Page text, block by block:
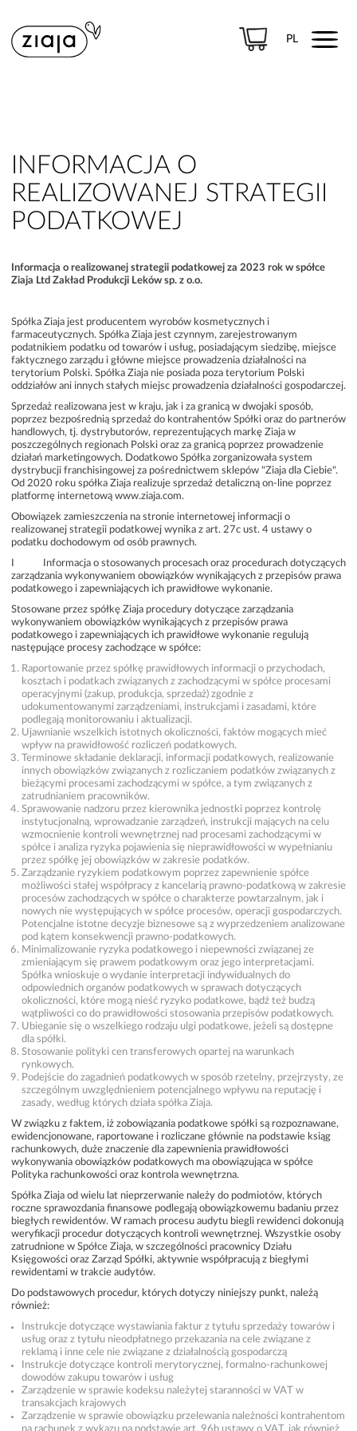
PL Menu
INFORMACJA O
REALIZOWANEJ STRATEGII
PODATKOWEJ
Informacja o realizowanej strategii podatkowej za 2023 rok w spółce
Ziaja Ltd Zakład Produkcji Leków sp. z o.o.
Spółka Ziaja jest producentem wyrobów kosmetycznych i
farmaceutycznych. Spółka Ziaja jest czynnym, zarejestrowanym
podatnikiem podatku od towarów i usług, posiadającym siedzibę, miejsce
faktycznego zarządu i główne miejsce prowadzenia działalności na
terytorium Polski. Spółka Ziaja nie posiada poza terytorium Polski
oddziałów ani innych stałych miejsc prowadzenia działalności gospodarczej.
Sprzedaż realizowana jest w kraju, jak i za granicą w dwojaki sposób,
poprzez bezpośrednią sprzedaż do kontrahentów Spółki oraz do partnerów
handlowych, tj. dystrybutorów, reprezentujących markę Ziaja w
poszczególnych regionach Polski oraz za granicą poprzez prowadzenie
działań marketingowych. Dodatkowo Spółka zorganizowała system
dystrybucji franchisingowej za pośrednictwem sklepów "Ziaja dla Ciebie".
Od 2020 roku spółka Ziaja realizuje sprzedaż detaliczną on-line poprzez
platformę internetową www.ziaja.com.
Obowiązek zamieszczenia na stronie internetowej informacji o
realizowanej strategii podatkowej wynika z art. 27c ust. 4 ustawy o
podatku dochodowym od osób prawnych.
I Informacja o stosowanych procesach oraz procedurach dotyczących
zarządzania wykonywaniem obowiązków wynikających z przepisów prawa
podatkowego i zapewniających ich prawidłowe wykonanie.
Stosowane przez spółkę Ziaja procedury dotyczące zarządzania
wykonywaniem obowiązków wynikających z przepisów prawa
podatkowego i zapewniających ich prawidłowe wykonanie regulują
następujące procesy zachodzące w spółce:
Raportowanie przez spółkę prawidłowych informacji o przychodach,
kosztach i podatkach związanych z zachodzącymi w spółce procesami
operacyjnymi (zakup, produkcja, sprzedaż) zgodnie z
udokumentowanymi zarządzeniami, instrukcjami i zasadami, które
podlegają monitorowaniu i aktualizacji.
Ujawnianie wszelkich istotnych okoliczności, faktów mogących mieć
wpływ na prawidłowość rozliczeń podatkowych.
Terminowe składanie deklaracji, informacji podatkowych, realizowanie
innych obowiązków związanych z rozliczaniem podatków związanych z
bieżącymi procesami zachodzącymi w spółce, a tym związanych z
zatrudnianiem pracowników.
Sprawowanie nadzoru przez kierownika jednostki poprzez kontrolę
instytucjonalną, wprowadzanie zarządzeń, instrukcji mających na celu
wzmocnienie kontroli wewnętrznej nad procesami zachodzącymi w
spółce i analiza ryzyka pojawienia się nieprawidłowości w wypełnianiu
przez spółkę jej obowiązków w zakresie podatków.
Zarządzanie ryzykiem podatkowym poprzez zapewnienie spółce
możliwości stałej współpracy z kancelarią prawno-podatkową w zakresie
procesów zachodzących w spółce o charakterze powtarzalnym, jak i
nowych nie występujących w spółce procesów, operacji gospodarczych.
Potencjalne istotne decyzje biznesowe są z wyprzedzeniem analizowane
pod kątem konsekwencji prawno-podatkowych.
Minimalizowanie ryzyka podatkowego i niepewności związanej ze
zmieniającym się prawem podatkowym oraz jego interpretacjami.
Spółka wnioskuje o wydanie interpretacji indywidualnych do
odpowiednich organów podatkowych w sprawach dotyczących
okoliczności, które mogą nieść ryzyko podatkowe, bądź też budzą
wątpliwości co do prawidłowości stosowania przepisów podatkowych.
Ubieganie się o wszelkiego rodzaju ulgi podatkowe, jeżeli są dostępne
dla spółki.
Stosowanie polityki cen transferowych opartej na warunkach
rynkowych.
Podejście do zagadnień podatkowych w sposób rzetelny, przejrzysty, ze
szczególnym uwzględnieniem potencjalnego wpływu na reputację i
zasady, według których działa spółka Ziaja.
W związku z faktem, iż zobowiązania podatkowe spółki są rozpoznawane,
ewidencjonowane, raportowane i rozliczane głównie na podstawie ksiąg
rachunkowych, duże znaczenie dla zapewnienia prawidłowości
wykonywania obowiązków podatkowych ma obowiązująca w spółce
Polityka rachunkowości oraz kontrola wewnętrzna.
Spółka Ziaja od wielu lat nieprzerwanie należy do podmiotów, których
roczne sprawozdania finansowe podlegają obowiązkowemu badaniu przez
biegłych rewidentów. W ramach procesu audytu biegli rewidenci dokonują
weryfikacji procedur dotyczących kontroli wewnętrznej. Wszystkie osoby
zatrudnione w Spółce Ziaja, w szczególności pracownicy Działu
Księgowości oraz Zarząd Spółki, aktywnie współpracują z biegłymi
rewidentami w trakcie audytów.
Do podstawowych procedur, których dotyczy niniejszy punkt, należą
również:
Instrukcje dotyczące wystawiania faktur z tytułu sprzedaży towarów i
usług oraz z tytułu nieodpłatnego przekazania na cele związane z
reklamą i inne cele nie związane z działalnością gospodarczą
Instrukcje dotyczące kontroli merytorycznej, formalno-rachunkowej
dowodów zakupu towarów i usług
Zarządzenie w sprawie kodeksu należytej staranności w VAT w
transakcjach krajowych
Zarządzenie w sprawie obowiązku przelewania należności kontrahentom
na rachunek z wykazu na podstawie art. 96b ustawy o VAT, jak również